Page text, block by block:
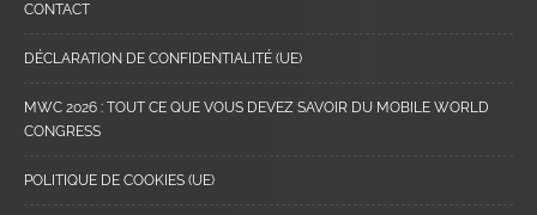
CONTACT
DÉCLARATION DE CONFIDENTIALITÉ (UE)
MWC 2026 : TOUT CE QUE VOUS DEVEZ SAVOIR DU MOBILE WORLD
CONGRESS
POLITIQUE DE COOKIES (UE)